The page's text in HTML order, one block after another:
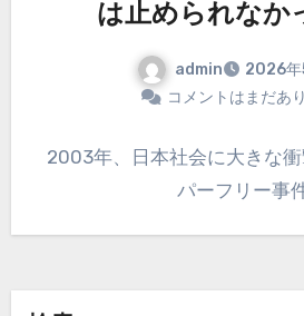
は止められなか
admin
2026年
コメントはまだあ
2003年、日本社会に大きな
パーフリー事